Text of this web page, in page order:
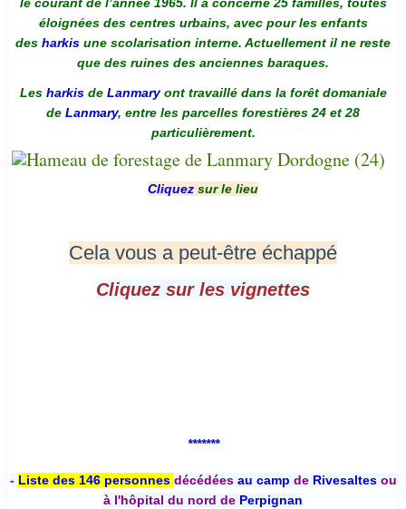
éloignées des centres urbains, avec pour les enfants
des harkis une scolarisation interne. Actuellement il ne reste
que des ruines des anciennes baraques.
Les harkis de Lanmaryont travaillé dans la forêt domaniale
de Lanmary, entre les parcelles forestières 24 et 28
particulièrement.
Cliquez sur le lieu
Cela vous a peut-être échappé
Cliquez sur les vignettes
*******
- Liste des 146 personnes décédées au camp deRivesaltesou
à l'hôpital du nord de Perpignan